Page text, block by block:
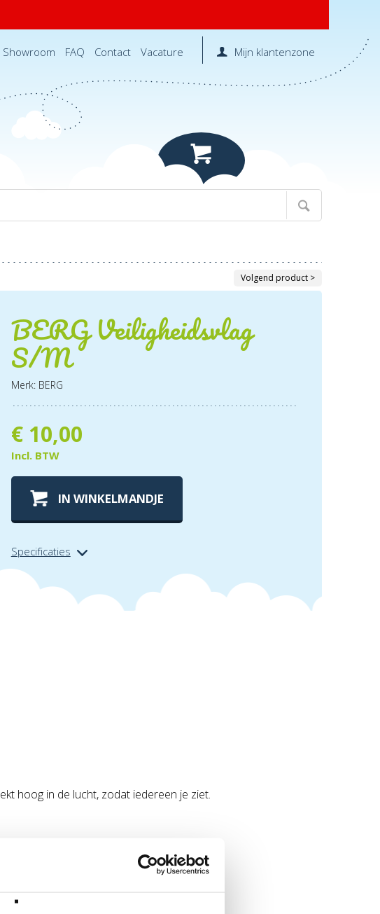
Showroom FAQ Contact Vacature Mijn klantenzone
Volgend product >
BERG Veiligheidsvlag
S/M
Merk: BERG
€ 10,00
Incl. BTW
IN WINKELMANDJE
Specificaties
hoog in de lucht, zodat iedereen je ziet.